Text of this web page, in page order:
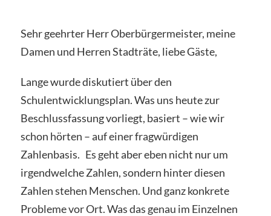
Sehr geehrter Herr Oberbürgermeister, meine
Damen und Herren Stadträte, liebe Gäste,
Lange wurde diskutiert über den
Schulentwicklungsplan. Was uns heute zur
Beschlussfassung vorliegt, basiert – wie wir
schon hörten – auf einer fragwürdigen
Zahlenbasis. Es geht aber eben nicht nur um
irgendwelche Zahlen, sondern hinter diesen
Zahlen stehen Menschen. Und ganz konkrete
Probleme vor Ort. Was das genau im Einzelnen